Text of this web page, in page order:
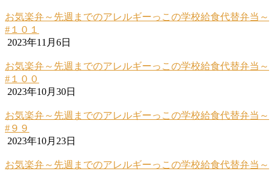
お気楽弁～先週までのアレルギーっこの学校給食代替弁当～
#１０１
2023年11月6日
お気楽弁～先週までのアレルギーっこの学校給食代替弁当～
#１００
2023年10月30日
お気楽弁～先週までのアレルギーっこの学校給食代替弁当～
#９９
2023年10月23日
お気楽弁～先週までのアレルギーっこの学校給食代替弁当～